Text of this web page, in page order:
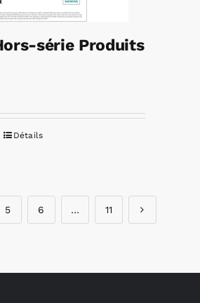
série Produits
Détails
5 6 … 11